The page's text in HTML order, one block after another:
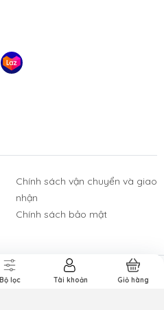
Bị Điện
Chính sách vận chuyển và giao
nhận
Chính sách bảo mật
ty TNHH Tường Chí Lâm.
Bộ lọc Tài khoản Giỏ hàng